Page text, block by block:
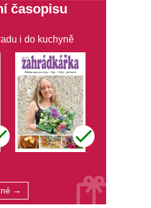
časopisu
i do kuchyně
→